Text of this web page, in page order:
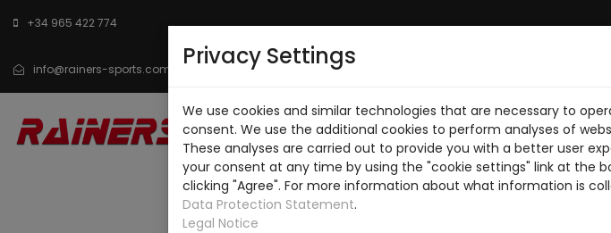
+34 965 422 774
info@rainers-sports.com
INICIO CATÁLOGO SOBRE NOSOTROS DESCARGA PDF
CONTACTO
Privacy Settings
We use cookies and similar technologies that are necessary to
consent. We use the additional cookies to perform analyses of
These analyses are carried out to provide you with a better user
your consent at any time by using the "cookie settings" link at the
clicking "Agree". For more information about what information is
Data Protection Statement.
Legal Notice